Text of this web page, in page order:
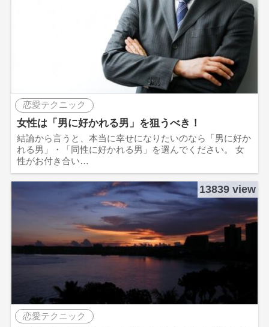
恋愛テクニック
女性は「男に好かれる男」を狙うべき！
結論から言うと、本当に幸せになりたいのなら「男に好か
れる男」・「同性に好かれる男」を選んでください。 女
性がお付き合い…
13839 view
恋愛テクニック